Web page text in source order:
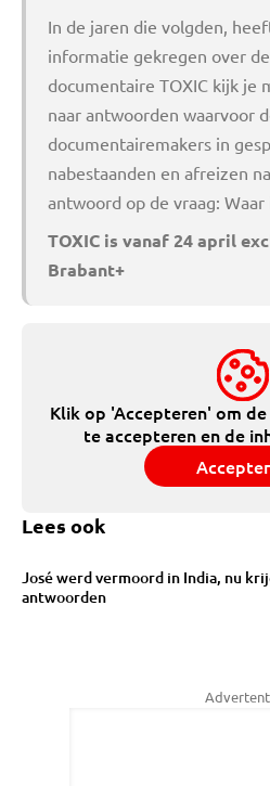
In de jaren die volgden,
informatie gekregen over
documentaire TOXIC kijk je
naar antwoorden waarvoor
documentairemakers in
nabestaanden en afreizen
antwoord op de vraag: Waar
TOXIC is vanaf 24 april
Brabant+
Klik op 'Accepteren' om
te accepteren en de
Lees ook
José werd vermoord in India, nu
antwoorden